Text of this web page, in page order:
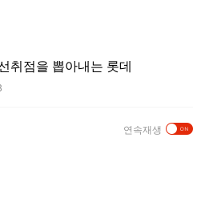
취점을 뽑아내는 롯데
연속재생